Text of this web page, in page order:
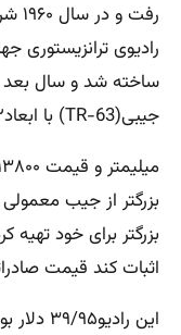
ساخته شد و سال بعد
جیبی(TR-63) با ابعاد۳۲ ×۷۱×۱۱۲
بزرگتر از جیب
بزرگتر برای خود تهیه
اثبات کند قیمت